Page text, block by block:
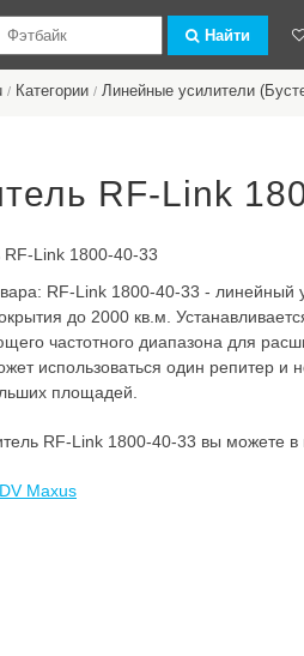
Найти
/ Категории / Линейные усилители
RF-Link
RF-Link 1800-40-33 - линейный
до 2000 кв.м.
частотного диапазона для
использоваться один репитер и
площадей.
RF-Link 1800-40-33 вы можете в
Maxus